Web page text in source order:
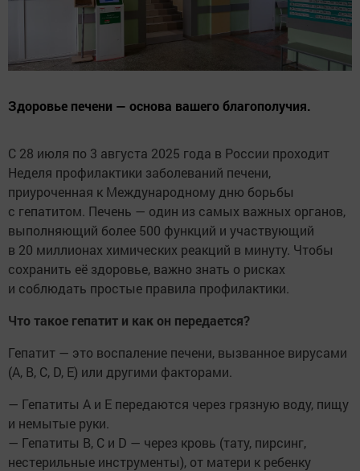
Здоровье печени — основа вашего благополучия.
С 28 июля по 3 августа 2025 года в России проходит
Неделя профилактики заболеваний печени,
приуроченная к Международному дню борьбы
с гепатитом. Печень — один из самых важных органов,
выполняющий более 500 функций и участвующий
в 20 миллионах химических реакций в минуту. Чтобы
сохранить её здоровье, важно знать о рисках
и соблюдать простые правила профилактики.
Что такое гепатит и как он передается?
Гепатит — это воспаление печени, вызванное вирусами
(A, B, C, D, E) или другими факторами.
— Гепатиты A и E передаются через грязную воду, пищу
и немытые руки.
— Гепатиты B, C и D — через кровь (тату, пирсинг,
нестерильные инструменты), от матери к ребенку